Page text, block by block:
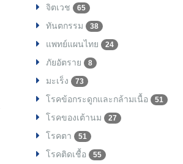
จิตเวช 65
ทันตกรรม 38
แพทย์แผนไทย 24
ภัยอัตราย 8
มะเร็ง 73
โรคข้อกระดูกและกล้ามเนื้อ 51
โรคของเต้านม 27
โรคตา 51
โรคติดเชื้อ 55